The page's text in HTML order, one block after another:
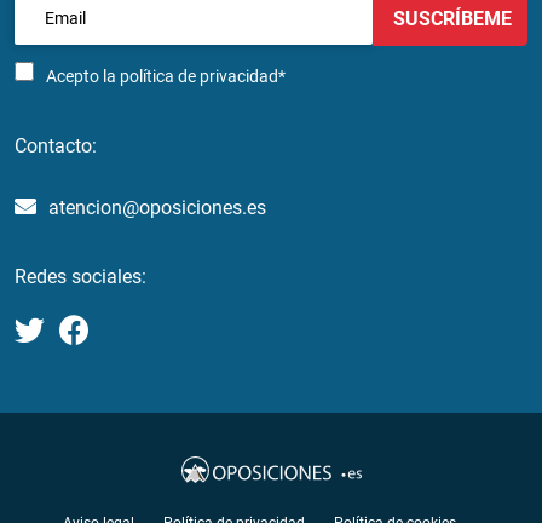
Acepto la política de privacidad*
SUSCRÍBEME
Contacto:
atencion@oposiciones.es
Redes sociales: